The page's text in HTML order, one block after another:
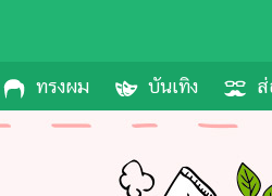
ทรงผม บันเทิง